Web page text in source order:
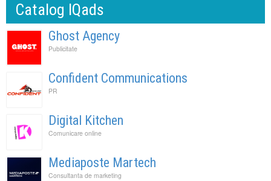
Catalog IQads
Ghost Agency
Publicitate
Confident Communications
PR
Digital Kitchen
Comunicare online
Mediaposte Martech
Consultanta de marketing